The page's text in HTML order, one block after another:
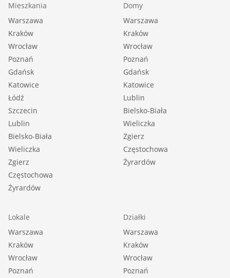
Mieszkania
Warszawa
Kraków
Wrocław
Poznań
Gdańsk
Katowice
Łódź
Szczecin
Lublin
Bielsko-Biała
Wieliczka
Zgierz
Częstochowa
Żyrardów
Domy
Warszawa
Kraków
Wrocław
Poznań
Gdańsk
Katowice
Lublin
Bielsko-Biała
Wieliczka
Zgierz
Częstochowa
Żyrardów
Lokale
Warszawa
Kraków
Wrocław
Poznań
Działki
Warszawa
Kraków
Wrocław
Poznań